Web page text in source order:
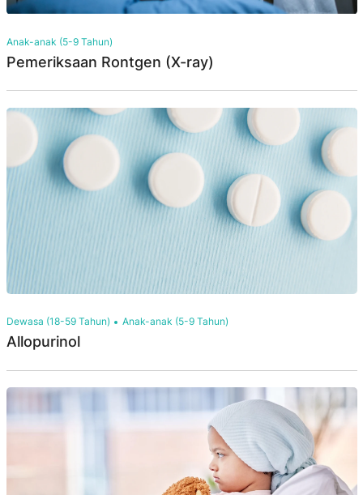
Anak-anak (5-9 Tahun)
Pemeriksaan Rontgen (X-ray)
Dewasa (18-59 Tahun) Anak-anak (5-9 Tahun)
Allopurinol